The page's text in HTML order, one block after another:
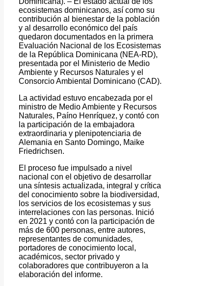
ecosistemas dominicanos, así como su
contribución al bienestar de la población
y al desarrollo económico del país
quedaron documentados en la primera
Evaluación Nacional de los Ecosistemas
de la República Dominicana (NEA-RD),
presentada por el Ministerio de Medio
Ambiente y Recursos Naturales y el
Consorcio Ambiental Dominicano (CAD).
La actividad estuvo encabezada por el
ministro de Medio Ambiente y Recursos
Naturales, Paíno Henríquez, y contó con
la participación de la embajadora
extraordinaria y plenipotenciaria de
Alemania en Santo Domingo, Maike
Friedrichsen.
El proceso fue impulsado a nivel
nacional con el objetivo de desarrollar
una síntesis actualizada, integral y crítica
del conocimiento sobre la biodiversidad,
los servicios de los ecosistemas y sus
interrelaciones con las personas. Inició
en 2021 y contó con la participación de
más de 600 personas, entre autores,
representantes de comunidades,
portadores de conocimiento local,
académicos, sector privado y
colaboradores que contribuyeron a la
elaboración del informe.